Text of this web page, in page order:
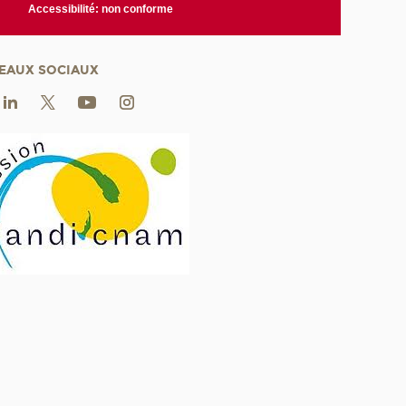
Accessibilité: non conforme
SOCIAUX